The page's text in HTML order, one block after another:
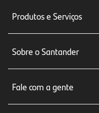
Produtos e Serviços
Seguros
Crédito e Financiamentos
Sobre o Santander
Fale com a gente